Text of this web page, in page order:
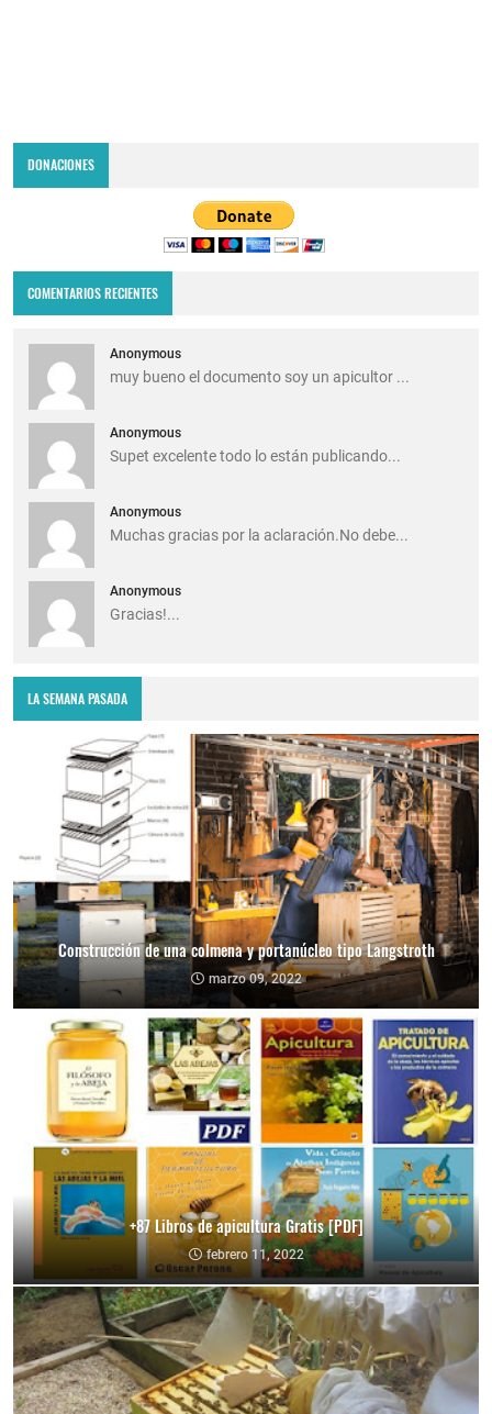
DONACIONES
COMENTARIOS RECIENTES
Anonymous
muy bueno el documento soy un apicultor ...
Anonymous
Supet excelente todo lo están publicando...
Anonymous
Muchas gracias por la aclaración.No debe...
Anonymous
Gracias!...
LA SEMANA PASADA
Construcción de una colmena y portanúcleo tipo Langstroth
marzo 09, 2022
+87 Libros de apicultura Gratis [PDF]
febrero 11, 2022